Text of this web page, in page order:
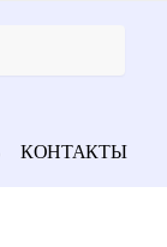
КОНТАКТЫ